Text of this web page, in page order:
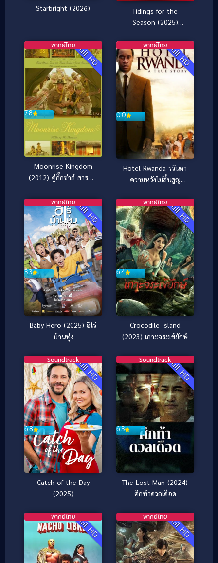
Starbright (2026)
Tidings for the
Season (2025)
ฤดูกาล
Full HD
7.8
พากย์ไทย
Moonrise Kingdom
(2012) คู่กิ๊กซ่าส์ สารพัด
Full HD
0.0
พากย์ไทย
Hotel Rwanda รวันดา
ความหวังไม่สิ้นสูญ
Full HD
3.3
พากย์ไทย
Baby Hero (2025) ฮีโร่
บ้านทุ่ง
Full HD
6.4
พากย์ไทย
Crocodile Island
(2023) เกาะจระเข้ยักษ์
Full HD
6.8
Soundtrack
Catch of the Day
(2025)
Full HD
6.3
Soundtrack
The Lost Man (2024)
ศึกท้าดวลเดือด
Full HD
พากย์ไทย Full HD
พากย์ไทย